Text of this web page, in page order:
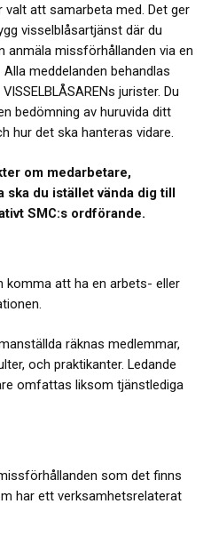
att samarbeta med. Det ger
visselblåsartjänst där du
anmäla missförhållanden via en
meddelanden behandlas
jurister. Du
bedömning av huruvida ditt
hur det ska hanteras vidare.
om medarbetare,
du istället vända dig till
SMC:s ordförande.
komma att ha en arbets- eller
räknas medlemmar,
och praktikanter. Ledande
omfattas liksom tjänstlediga
som det finns
har ett verksamhetsrelaterat